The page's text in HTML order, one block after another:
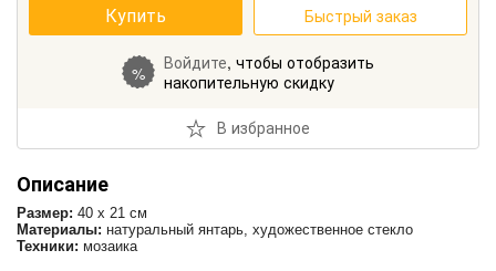
Купить Быстрый заказ
% Войдите, чтобы отобразить
накопительную скидку
В избранное
Описание
Размер: 40 х 21 см
Материалы: натуральный янтарь, художественное стекло
Техники: мозаика